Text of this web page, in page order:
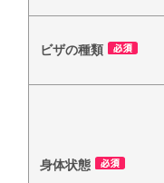
ビザの種類
身体状態